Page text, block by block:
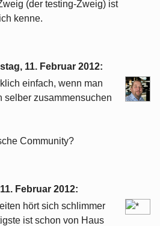
(der testing-Zweig) ist
kenne.
11. Februar 2012:
einfach, wenn man
selber zusammensuchen
Community?
Februar 2012:
hört sich schlimmer
ist schon von Haus